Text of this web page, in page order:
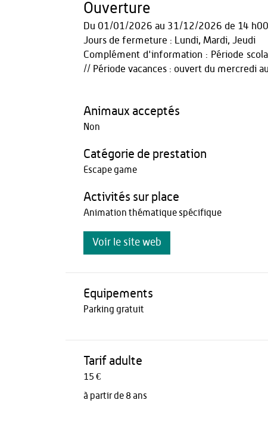
Ouverture
Du 01/01/2026 au 31/12/2026 de 14
Jours de fermeture : Lundi, Mardi, Jeudi
Complément d'information : Période
// Période vacances : ouvert du mercredi
Animaux acceptés
Non
Catégorie de prestation
Escape game
Activités sur place
Animation thématique spécifique
Voir le site web
Equipements
Parking gratuit
Tarif adulte
15 €
à partir de 8 ans